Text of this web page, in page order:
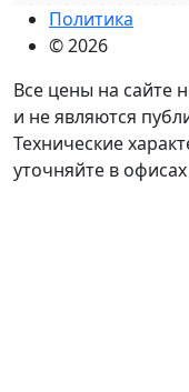
Политика
© 2026
Все цены на сайте
и не являются
Технические
уточняйте в